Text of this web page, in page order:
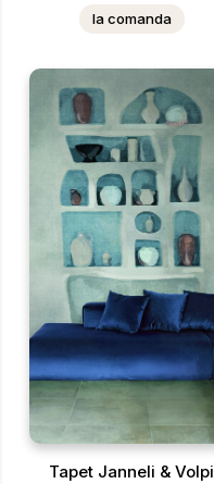
la comanda
Tapet Janneli & Volpi